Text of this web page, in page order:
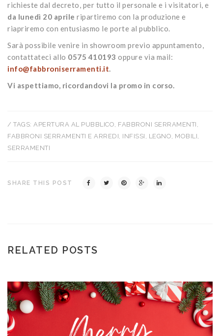
richieste dal decreto, per tutto il personale e i visitatori, e
da lunedì 20 aprile ripartiremo con la produzione e
riapriremo con entusiasmo le porte al pubblico.
Sarà possibile venire in showroom previo appuntamento,
contattateci allo 0575 410193 oppure via mail:
info@fabbroniserramenti.it.
Vi aspettiamo, ricordandovi la promo in corso.
/ TAGS: APERTURA AL PUBBLICO, FABBRONI SERRAMENTI ,
FABBRONI SERRAMENTI E ARREDI, INFISSI , LEGNO, MOBILI,
SERRAMENTI
SHARE THIS POST
RELATED POSTS